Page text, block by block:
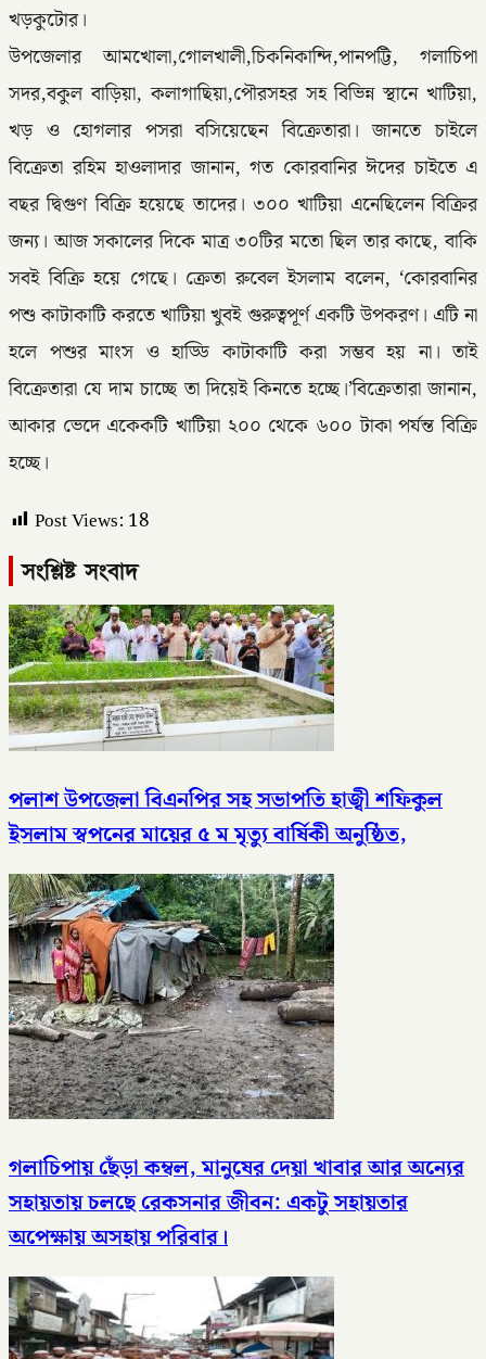
খড়কুটোর।
উপজেলার আমখোলা,গোলখালী,চিকনিকান্দি,পানপট্টি, গলাচিপা
সদর,বকুল বাড়িয়া, কলাগাছিয়া,পৌরসহর সহ বিভিন্ন স্থানে খাটিয়া,
খড় ও হোগলার পসরা বসিয়েছেন বিক্রেতারা। জানতে চাইলে
বিক্রেতা রহিম হাওলাদার জানান, গত কোরবানির ঈদের চাইতে এ
বছর দ্বিগুণ বিক্রি হয়েছে তাদের। ৩০০ খাটিয়া এনেছিলেন বিক্রির
জন্য। আজ সকালের দিকে মাত্র ৩০টির মতো ছিল তার কাছে, বাকি
সবই বিক্রি হয়ে গেছে। ক্রেতা রুবেল ইসলাম বলেন, ‘কোরবানির
পশু কাটাকাটি করতে খাটিয়া খুবই গুরুত্বপূর্ণ একটি উপকরণ। এটি না
হলে পশুর মাংস ও হাড্ডি কাটাকাটি করা সম্ভব হয় না। তাই
বিক্রেতারা যে দাম চাচ্ছে তা দিয়েই কিনতে হচ্ছে।’বিক্রেতারা জানান,
আকার ভেদে একেকটি খাটিয়া ২০০ থেকে ৬০০ টাকা পর্যন্ত বিক্রি
হচ্ছে।
Post Views: 18
সংশ্লিষ্ট সংবাদ
পলাশ উপজেলা বিএনপির সহ সভাপতি হাজ্বী শফিকুল
ইসলাম স্বপনের মায়ের ৫ ম মৃত্যু বার্ষিকী অনুষ্ঠিত,
গলাচিপায় ছেঁড়া কম্বল, মানুষের দেয়া খাবার আর অন্যের
সহায়তায় চলছে রেকসনার জীবন: একটু সহায়তার
অপেক্ষায় অসহায় পরিবার।